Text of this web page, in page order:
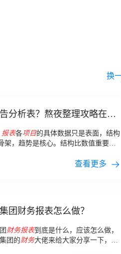
换
分析表？熬夜整理攻略在这
报表各项目的具体数据只是表面，结构
架，趋势是核心。结构比数值重要，
查看更多
团财务报表怎么做？
财务报表到底是什么，应该怎么做，
团的财务大佬来给大家分享一下，集